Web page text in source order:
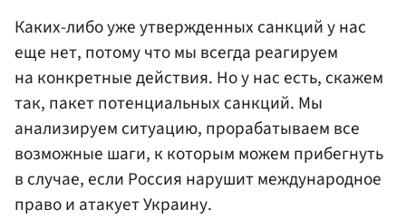
Каких-либо уже утвержденных санкций у нас
еще нет, потому что мы всегда реагируем
на конкретные действия. Но у нас есть, скажем
так, пакет потенциальных санкций. Мы
анализируем ситуацию, прорабатываем все
возможные шаги, к которым можем прибегнуть
в случае, если Россия нарушит международное
право и атакует Украину.